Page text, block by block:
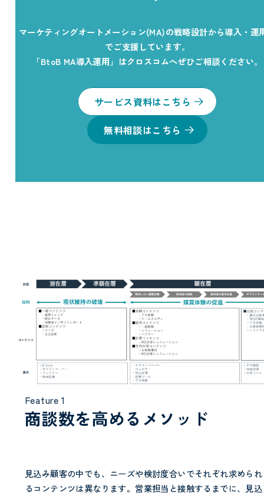
マーケティングオートメーション(MA)の戦略設計から導入・運
でご支援しています。
「BtoB MA導入運用」はクロスコムへぜひご相談ください。
サービス資料はこちら
無料相談はこちら
Feature 1
商談数を高めるメソッド
見込み顧客の中でも、ニーズや検討度合いでそれぞれ求められ
るコンテンツは異なります。営業担当と接触するまでに、見込